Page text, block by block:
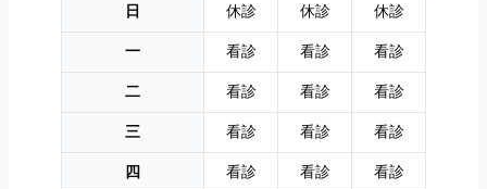
日
休診 休診
休診
一
看診 看診
看診
二
看診 看診
看診
三
看診 看診
看診
四
看診 看診
看診